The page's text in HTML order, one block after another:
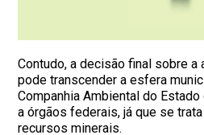
Contudo, a decisão final sobre a
pode transcender a esfera
Companhia Ambiental do
a órgãos federais, já que se
recursos minerais.